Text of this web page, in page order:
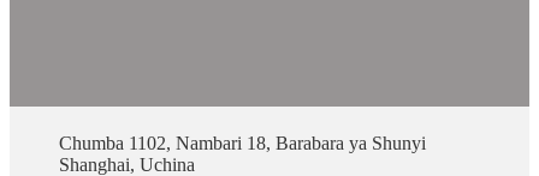
Chumba 1102, Nambari 18, Barabara ya Shunyi
Shanghai, Uchina